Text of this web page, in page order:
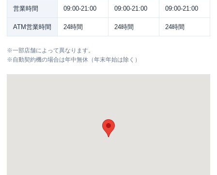
営業時間 09:00-21:00 09:00-21:00 09:00-21:00
ATM営業時間 24時間 24時間 24時間
※一部店舗によって異なります。
※自動契約機の場合は年中無休（年末年始は除く）